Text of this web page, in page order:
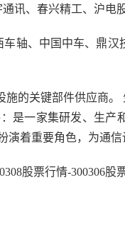
讯、春兴精工、沪电
轴、中国中车、鼎
的关键部件供应商。
是一家集研发、生产
着重要角色，为通信